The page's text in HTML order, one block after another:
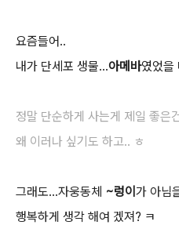
요즘들어..
내가 단세포 생물...아메바였었을
정말 단순하게 사는게 제일 좋은
왜 이러나 싶기도 하고.. ㅎ
그래도...자웅동체 ~렁이 가 아님
행복하게 생각 해여 겠져? ㅋ